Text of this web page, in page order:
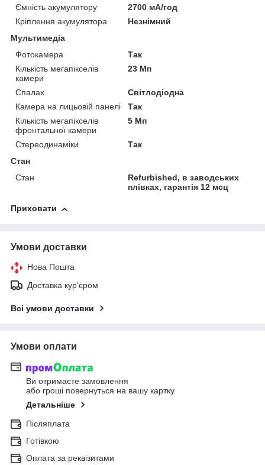
Ємність акумулятору
2700 мА/год
Кріплення акумулятора
Незнімний
Мультимедіа
Фотокамера
Так
Кількість мегапікселів
камери
23 Мп
Спалах
Світлодіодна
Камера на лицьовій панелі
Так
Кількість мегапікселів
фронтальної камери
5 Мп
Стереодинаміки
Так
Стан
Стан
Refurbished, в заводських
плівках, гарантія 12 мсц
Приховати
Умови доставки
Нова Пошта
Доставка кур'єром
Всі умови доставки
Умови оплати
Ви отримаєте замовлення
або гроші повернуться на вашу картку
Детальніше
Післяплата
Готівкою
Оплата за реквізитами